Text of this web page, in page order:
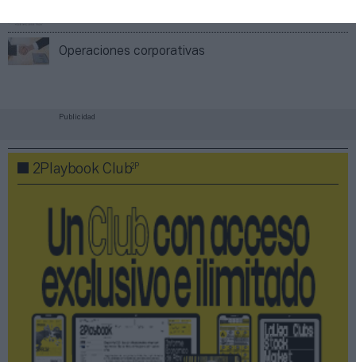
Operaciones corporativas
Publicidad
2Playbook Club2P